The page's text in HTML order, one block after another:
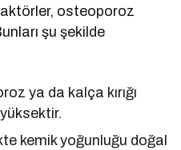
osteoporoz
şu şekilde
ya da kalça kırığı
kemik yoğunluğu doğal